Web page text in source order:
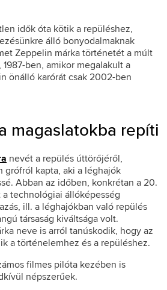
idők óta kötik a repüléshez,
álló bonyodalmaknak
Zeppelin márka történetét a múlt
ben, amikor megalakult a
önálló karórát csak 2002-ben
magaslatokba repíti
nevét a repülés úttörőjéről,
grófról kapta, aki a léghajók
Abban az időben, konkrétan a 20.
technológiai állóképesség
ill. a léghajókban való repülés
társaság kiváltsága volt.
neve is arról tanúskodik, hogy az
a történelemhez és a repüléshez.
filmes pilóta kezében is
népszerűek.